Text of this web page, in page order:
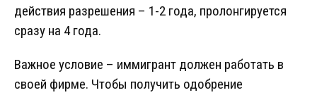
действия разрешения – 1-2 года, пролонгируется
сразу на 4 года.
Важное условие – иммигрант должен работать в
своей фирме. Чтобы получить одобрение